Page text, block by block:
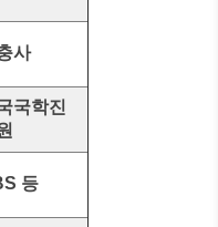
사
국학진
등